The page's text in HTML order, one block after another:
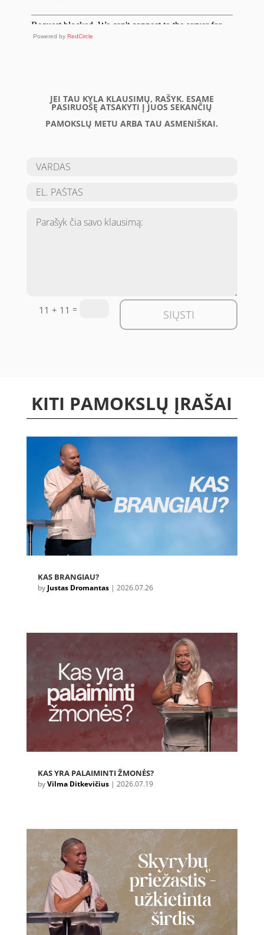
Powered by RedCircle
JEI TAU KYLA KLAUSIMŲ, RAŠYK. ESAME
PASIRUOŠĘ ATSAKYTI Į JUOS SEKANČIŲ
PAMOKSLŲ METU ARBA TAU ASMENIŠKAI.
11 + 11 = SIŲSTI
KITI PAMOKSLŲ ĮRAŠAI
KAS BRANGIAU?
by Justas Dromantas| 2026.07.26
KAS YRA PALAIMINTI ŽMONĖS?
byVilma Ditkevičius| 2026.07.19